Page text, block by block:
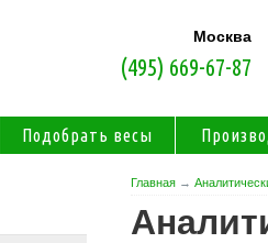
Главная →
Москва
(495) 669-67-87
Подобрать весы